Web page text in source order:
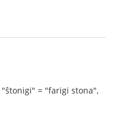
= "farigi stona",